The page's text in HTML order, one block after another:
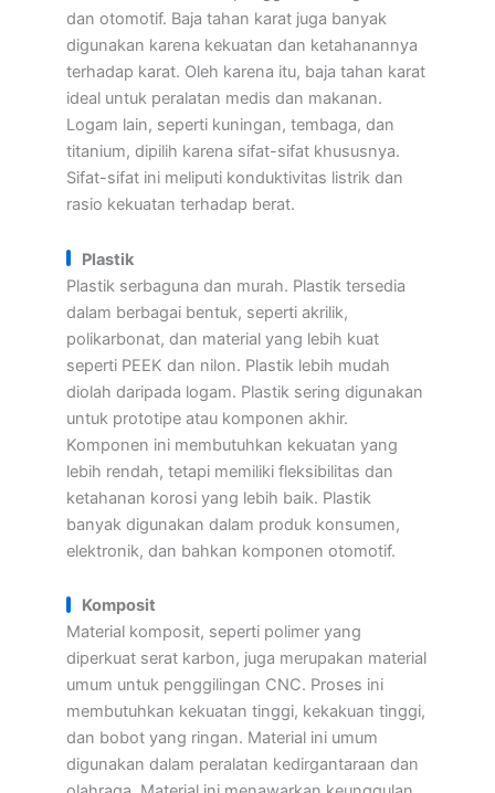
dan otomotif. Baja tahan karat juga banyak
digunakan karena kekuatan dan ketahanannya
terhadap karat. Oleh karena itu, baja tahan karat
ideal untuk peralatan medis dan makanan.
Logam lain, seperti kuningan, tembaga, dan
titanium, dipilih karena sifat-sifat khususnya.
Sifat-sifat ini meliputi konduktivitas listrik dan
rasio kekuatan terhadap berat.
Plastik
Plastik serbaguna dan murah. Plastik tersedia
dalam berbagai bentuk, seperti akrilik,
polikarbonat, dan material yang lebih kuat
seperti PEEK dan nilon. Plastik lebih mudah
diolah daripada logam. Plastik sering digunakan
untuk prototipe atau komponen akhir.
Komponen ini membutuhkan kekuatan yang
lebih rendah, tetapi memiliki fleksibilitas dan
ketahanan korosi yang lebih baik. Plastik
banyak digunakan dalam produk konsumen,
elektronik, dan bahkan komponen otomotif.
Komposit
Material komposit, seperti polimer yang
diperkuat serat karbon, juga merupakan material
umum untuk penggilingan CNC. Proses ini
membutuhkan kekuatan tinggi, kekakuan tinggi,
dan bobot yang ringan. Material ini umum
digunakan dalam peralatan kedirgantaraan dan